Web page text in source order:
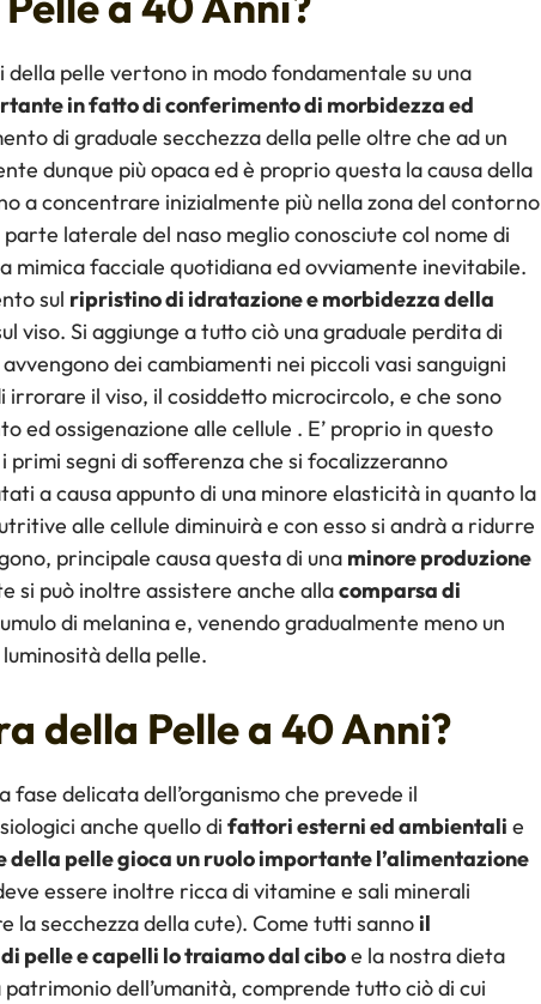
pelle vertono in modo fondamentale su una
in fatto di conferimento di morbidezza ed
di graduale secchezza della pelle oltre che ad un
dunque più opaca ed è proprio questa la causa della
a concentrare inizialmente più nella zona del contorno
laterale del naso meglio conosciute col nome di
mimica facciale quotidiana ed ovviamente inevitabile.
sul ripristino di idratazione e morbidezza della
viso. Si aggiunge a tutto ciò una graduale perdita di
dei cambiamenti nei piccoli vasi sanguigni
il viso, il cosiddetto microcircolo, e che sono
ossigenazione alle cellule . E’ proprio in questo
segni di sofferenza che si focalizzeranno
a causa appunto di una minore elasticità in quanto la
alle cellule diminuirà e con esso si andrà a ridurre
principale causa questa di una minore produzione
si può inoltre assistere anche allacomparsa di
di melanina e, venendo gradualmente meno un
della pelle.
della Pelle a 40 Anni?
fase delicata dell’organismo che prevede il
anche quello di fattori esterni ed ambientali e
della pelle gioca un ruolo importante l’alimentazione
essere inoltre ricca di vitamine e sali minerali
secchezza della cute). Come tutti sanno il
pelle e capelli lo traiamo dal ciboe la nostra dieta
dell’umanità, comprende tutto ciò di cui